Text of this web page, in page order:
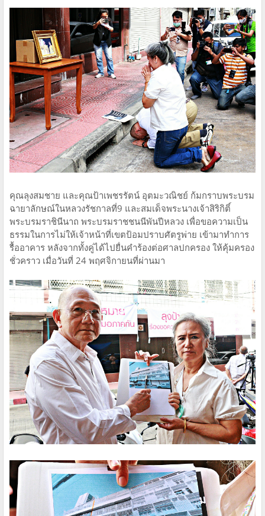
คุณลุงสมชาย และคุณป้าเพชรรัตน์ อุตมะวณิชย์ ก้มกราบพระบรม
ฉายาลักษณ์ในหลวงรัชกาลที่9 และสมเด็จพระนางเจ้าสิริกิติ์
พระบรมราชินีนาถ พระบรมราชชนนีพันปีหลวง เพื่อขอความเป็น
ธรรมในการไม่ให้เจ้าหน้าที่เขตป้อมปราบศัตรูพ่าย เข้ามาทำการ
รื้ออาคาร หลังจากทั้งคู่ได้ไปยื่นคำร้องต่อศาลปกครอง ให้คุ้มครอง
ชั่วคราว เมื่อวันที่ 24 พฤศจิกายนที่ผ่านมา